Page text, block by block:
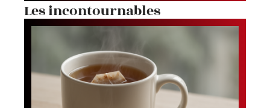
Les incontournables